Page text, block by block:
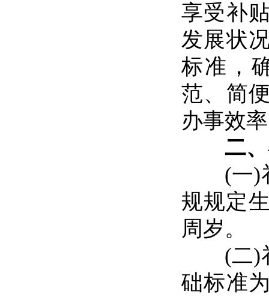
享受补
发展状
标准，
范、简
办事效
二
(一)补
规规定
周岁。
(二)补
础标准